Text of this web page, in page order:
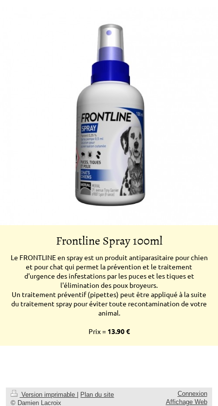
Frontline Spray 100ml
Le FRONTLINE en spray est un produit antiparasitaire pour chien
et pour chat qui permet la prévention et le traitement
d'urgence des infestations par les puces et les tiques et
l'élimination des poux broyeurs.
Un traitement préventif (pipettes) peut être appliqué à la suite
du traitement spray pour éviter toute recontamination de votre
animal.
Prix = 13.90 €
Version imprimable
Plan du site
© Damien Lacroix
Connexion
Affichage Web